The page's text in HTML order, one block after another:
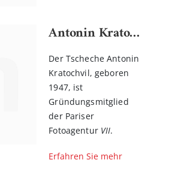
Antonin Kratochvil
Der Tscheche Antonin
Kratochvil, geboren
1947, ist
Gründungsmitglied
der Pariser
Fotoagentur VII.
Erfahren Sie mehr